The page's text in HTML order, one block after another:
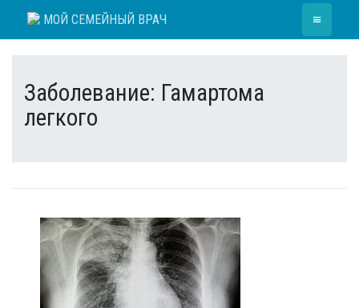
МОЙ СЕМЕЙНЫЙ ВРАЧ ≡
Заболевание: Гамартома
легкого